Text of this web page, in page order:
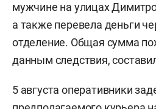
мужчине на улицах
а также перевела деньги
отделение. Общая сумма
данным следствия,
5 августа оперативники